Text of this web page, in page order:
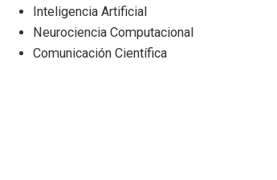
Inteligencia Artificial
Neurociencia Computacional
Comunicación Científica